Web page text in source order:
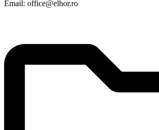
Email: office@elhor.ro